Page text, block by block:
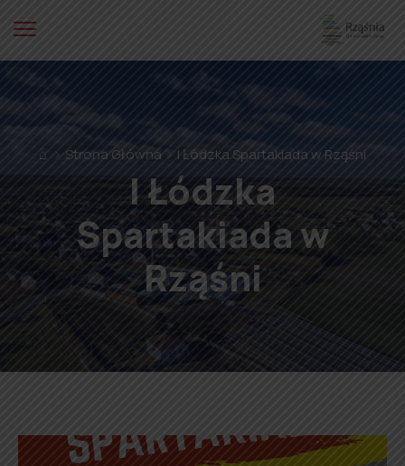
⌂ Strona Główna I Łódzka Spartakiada w Rząśni
I Łódzka
Spartakiada w
Rząśni